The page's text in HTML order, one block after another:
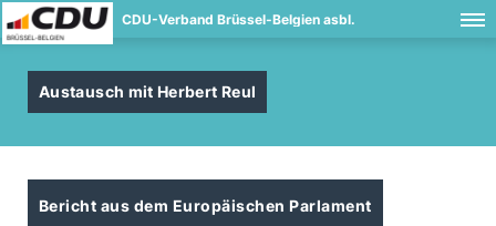
CDU-Verband Brüssel-Belgien asbl.
Austausch mit Herbert Reul
Bericht aus dem Europäischen Parlament